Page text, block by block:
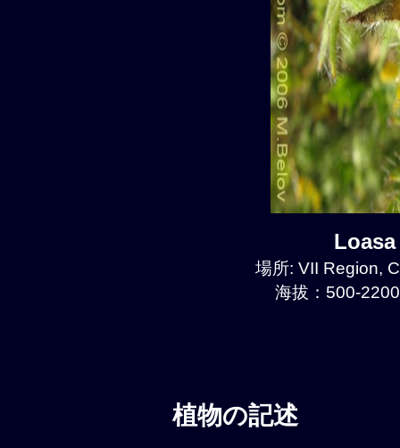
場所: VII Region,
海拔：500-
植物の記述